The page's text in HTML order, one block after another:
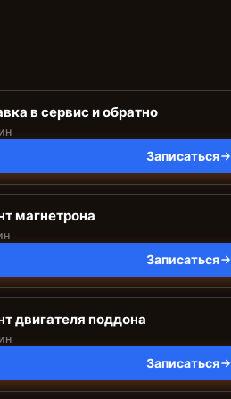
в сервис и обратно
Записаться
магнетрона
Записаться
двигателя поддона
Записаться